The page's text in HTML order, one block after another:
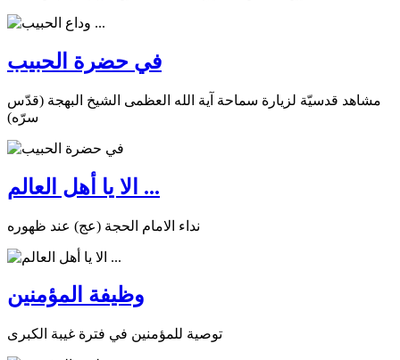
في حضرة الحبيب
مشاهد قدسيّة لزيارة سماحة آية الله العظمى الشيخ البهجة (قدّس
سرّه)
الا يا أهل العالم ...
نداء الامام الحجة (عج) عند ظهوره
وظيفة المؤمنين
توصية للمؤمنين في فترة غيبة الكبرى